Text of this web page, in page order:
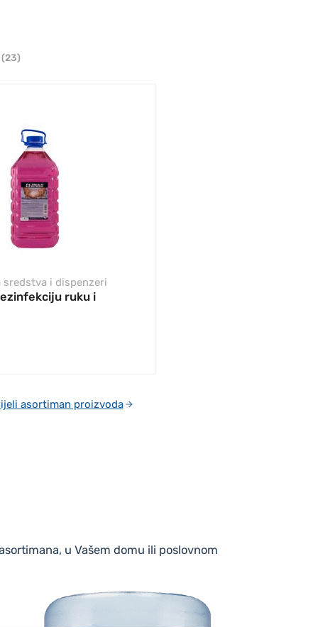
(23)
sredstva i dispenzeri
ruku i
asortiman proizvoda
u Vašem domu ili poslovnom